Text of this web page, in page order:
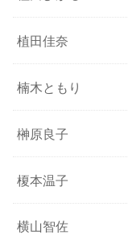
植田佳奈
楠木ともり
榊原良子
榎本温子
横山智佐